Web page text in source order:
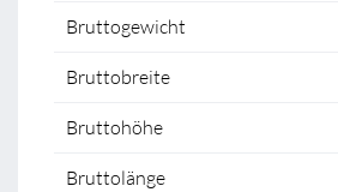
Bruttogewicht
Bruttobreite
Bruttohöhe
Bruttolänge